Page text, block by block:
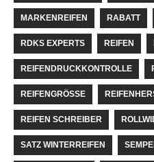
MARKENREIFEN RABATT
RDKS EXPERTS REIFEN
REIFENDRUCKKONTROLLE
REIFENGRÖSSE
REIFEN SCHREIBER
SATZ WINTERREIFEN